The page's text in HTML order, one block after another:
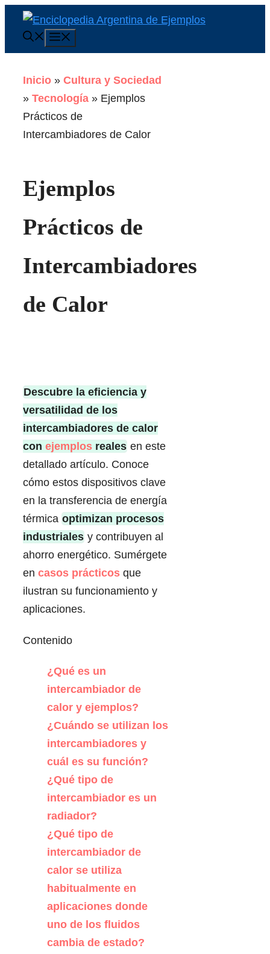
Saltar
contenido
Inicio » Cultura y Sociedad
» Tecnología » Ejemplos
Prácticos de
Intercambiadores de Calor
Ejemplos
Prácticos de
Intercambiadores
de Calor
Descubre la eficiencia y
versatilidad de los
intercambiadores de calor
con ejemplos reales en este
detallado artículo. Conoce
cómo estos dispositivos clave
en la transferencia de energía
térmica optimizan procesos
industriales y contribuyen al
ahorro energético. Sumérgete
en casos prácticos que
ilustran su funcionamiento y
aplicaciones.
Contenido
¿Qué es un
intercambiador de
calor y ejemplos?
¿Cuándo se utilizan los
intercambiadores y
cuál es su función?
¿Qué tipo de
intercambiador es un
radiador?
¿Qué tipo de
intercambiador de
calor se utiliza
habitualmente en
aplicaciones donde
uno de los fluidos
cambia de estado?